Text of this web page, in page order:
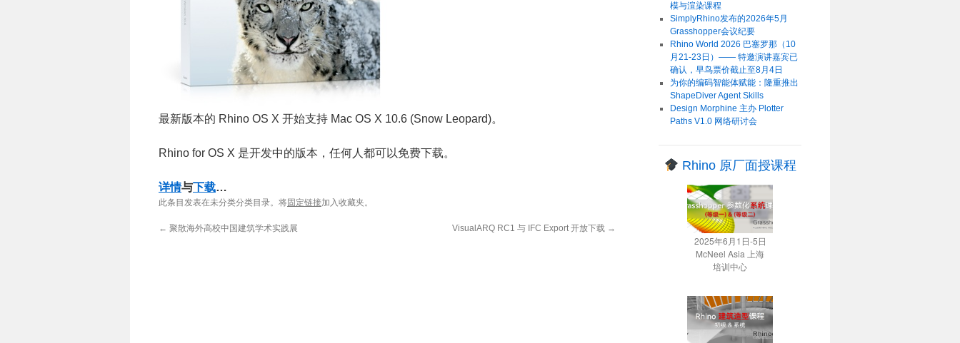
最新版本的 Rhino OS X 开始支持 Mac OS X 10.6 (Snow Leopard)。
Rhino for OS X 是开发中的版本，任何人都可以免费下载。
详情与下载…
此条目发表在未分类分类目录。将固定链接加入收藏夹。
← 聚散海外高校中国建筑学术实践展 VisualARQ RC1 与 IFC Export 开放下载 →
模与渲染课程
SimplyRhino发布的2026年5月
Grasshopper会议纪要
Rhino World 2026 巴塞罗那（10
月21-23日）—— 特邀演讲嘉宾已
确认，早鸟票价截止至8月4日
为你的编码智能体赋能：隆重推出
ShapeDiver Agent Skills
Design Morphine 主办 Plotter
Paths V1.0 网络研讨会
Rhino 原厂面授课程
2025年6月1日-5日
McNeel Asia 上海
培训中心